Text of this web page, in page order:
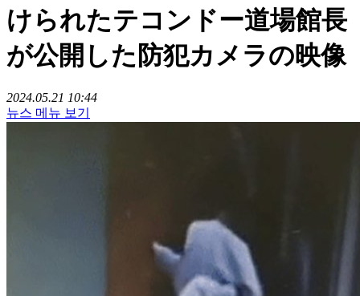
けられたテコンドー道場館長
が公開した防犯カメラの映像
2024.05.21 10:44
뉴스 메뉴 보기